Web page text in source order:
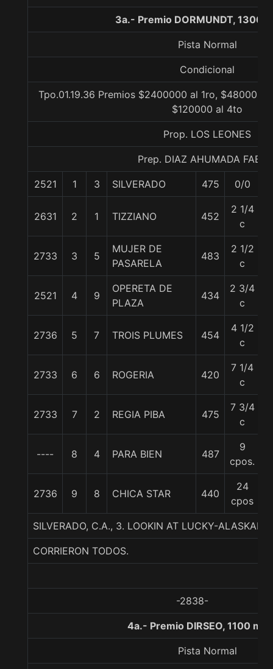
3a.- Premio DORMUNDT, 1300
Pista Normal
Condicional
Tpo.01.19.36 Premios $2400000 al 1ro, $480000
$120000 al 4to
Prop. LOS LEONES
Prep. DIAZ AHUMADA
2521 1 3 SILVERADO 475 0/0
2631 2 1 TIZZIANO 452
2 1/4
c
2733 3 5
MUJER DE
PASARELA
483
2 1/2
c
2521 4 9
OPERETA DE
PLAZA
434
2 3/4
c
2736 5 7 TROIS PLUMES 454
4 1/2
c
2733 6 6 ROGERIA 420
7 1/4
c
2733 7 2 REGIA PIBA 475
7 3/4
c
---- 8 4 PARA BIEN 487
9
cpos.
2736 9 8 CHICA STAR 440
24
cpos
SILVERADO, C.A., 3. LOOKIN AT LUCKY-ALASKAN
CORRIERON TODOS.
-2838-
4a.- Premio DIRSEO, 1100
Pista Normal